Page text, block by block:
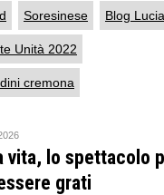
Soresinese Blog
Unità 2022
cremona
vita, lo spettacolo
grati